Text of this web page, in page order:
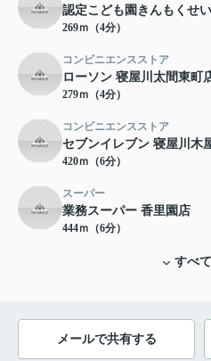
認定こども園きんもくせ
269ｍ（4分）
コンビニエンスストア
ローソン 寝屋川太間東町
279ｍ（4分）
コンビニエンスストア
セブンイレブン 寝屋川木
420ｍ（6分）
スーパー
業務スーパー 香里園店
444ｍ（6分）
すべ
メールで共有する